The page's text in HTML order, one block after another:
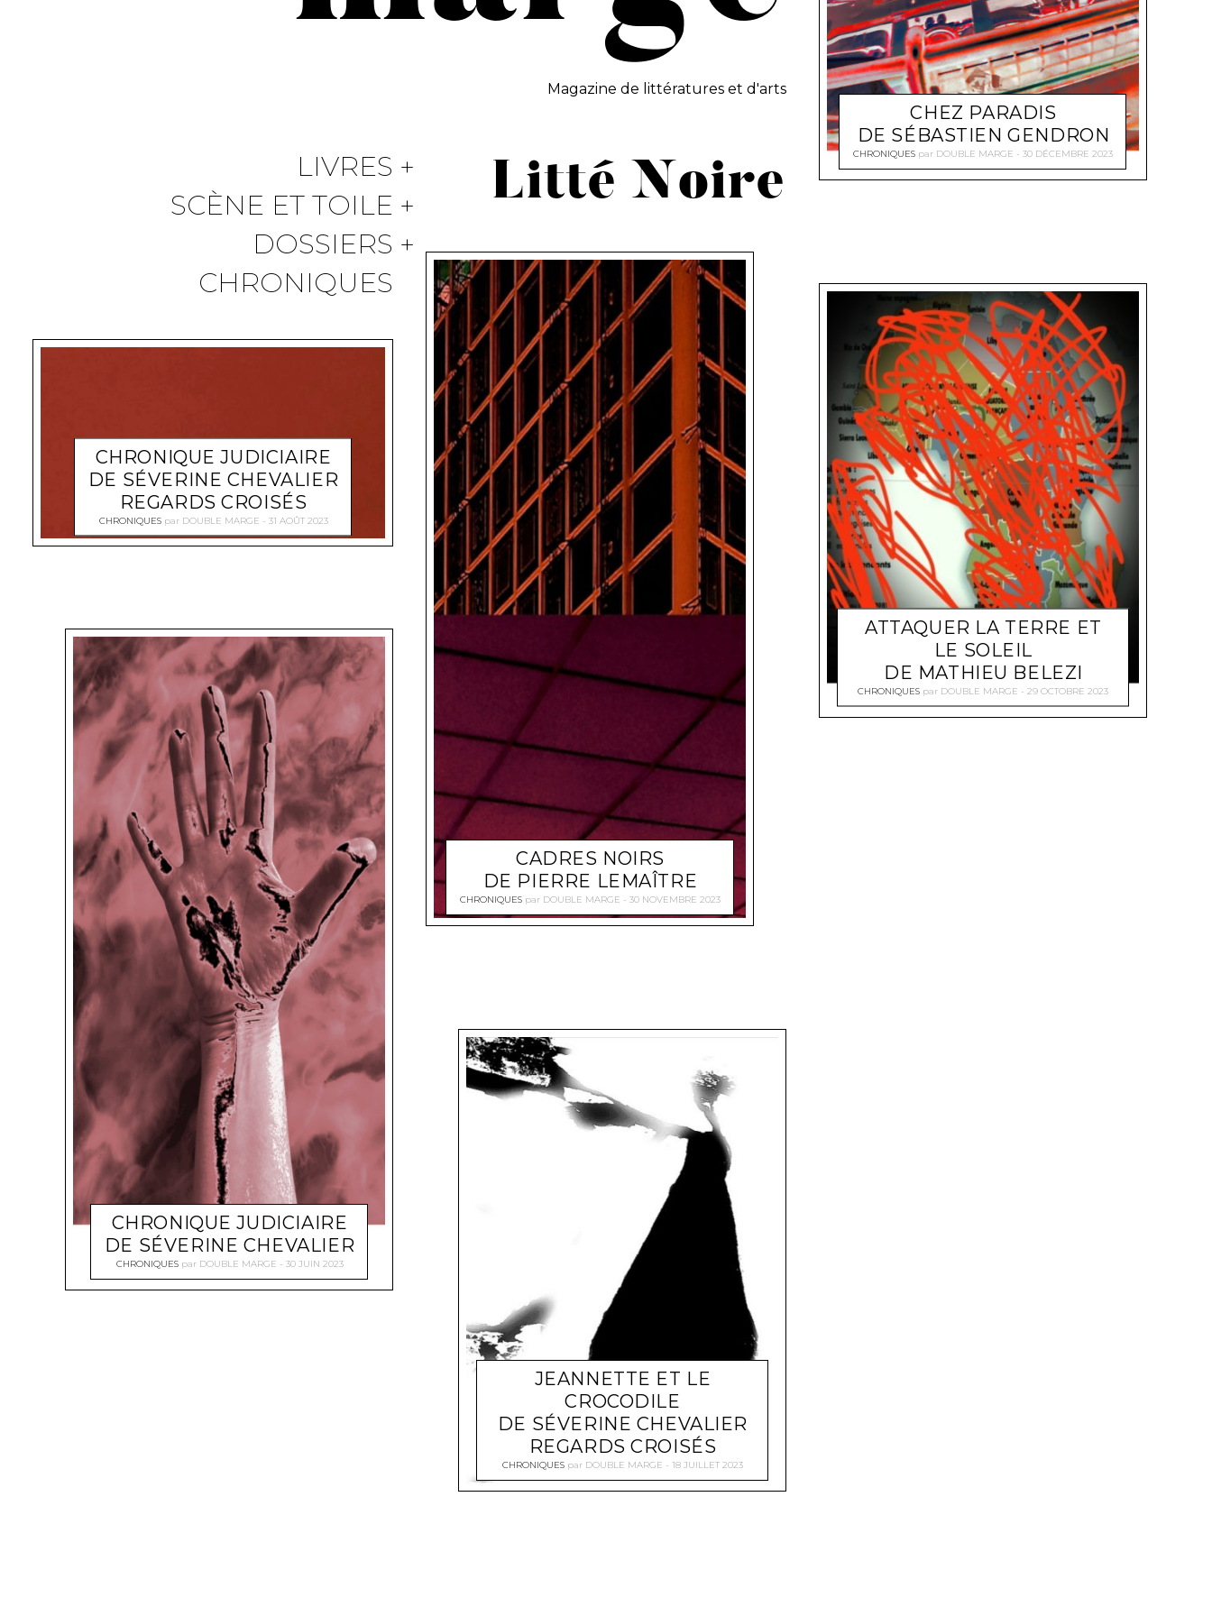
Magazine de littératures et d'arts
LIVRES
SCÈNE ET TOILE
DOSSIERS
CHRONIQUES
CHRONIQUE JUDICIAIRE
DE SÉVERINE CHEVALIER
REGARDS CROISÉS
CHRONIQUES par DOUBLE MARGE 31 AOÛT 2023
CHRONIQUE JUDICIAIRE
DE SÉVERINE CHEVALIER
CHRONIQUES par DOUBLE MARGE 30 JUIN 2023
Litté Noire
CADRES NOIRS
DE PIERRE LEMAÎTRE
CHRONIQUES par DOUBLE MARGE 30 NOVEMBRE 2023
JEANNETTE ET LE
CROCODILE
DE SÉVERINE CHEVALIER
REGARDS CROISÉS
CHRONIQUES par DOUBLE MARGE 18 JUILLET 2023
CHEZ PARADIS
DE SÉBASTIEN GENDRON
CHRONIQUES par DOUBLE MARGE 30 DÉCEMBRE 2023
ATTAQUER LA TERRE ET
LE SOLEIL
DE MATHIEU BELEZI
CHRONIQUES par DOUBLE MARGE 29 OCTOBRE 2023